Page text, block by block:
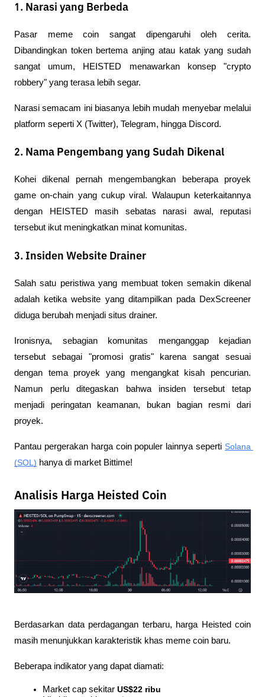
1. Narasi yang Berbeda
Pasar meme coin sangat dipengaruhi oleh cerita.
Dibandingkan token bertema anjing atau katak yang sudah
sangat umum, HEISTED menawarkan konsep "crypto
robbery" yang terasa lebih segar.
Narasi semacam ini biasanya lebih mudah menyebar melalui
platform seperti X (Twitter), Telegram, hingga Discord.
2. Nama Pengembang yang Sudah Dikenal
Kohei dikenal pernah mengembangkan beberapa proyek
game on-chain yang cukup viral. Walaupun keterkaitannya
dengan HEISTED masih sebatas narasi awal, reputasi
tersebut ikut meningkatkan minat komunitas.
3. Insiden Website Drainer
Salah satu peristiwa yang membuat token semakin dikenal
adalah ketika website yang ditampilkan pada DexScreener
diduga berubah menjadi situs drainer.
Ironisnya, sebagian komunitas menganggap kejadian
tersebut sebagai "promosi gratis" karena sangat sesuai
dengan tema proyek yang mengangkat kisah pencurian.
Namun perlu ditegaskan bahwa insiden tersebut tetap
menjadi peringatan keamanan, bukan bagian resmi dari
proyek.
Pantau pergerakan harga coin populer lainnya seperti Solana
(SOL) hanya di market Bittime!
Analisis Harga Heisted Coin
Berdasarkan data perdagangan terbaru, harga Heisted coin
masih menunjukkan karakteristik khas meme coin baru.
Beberapa indikator yang dapat diamati:
Market cap sekitar US$22 ribu